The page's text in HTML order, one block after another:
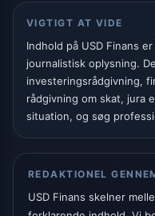
VIGTIGT AT VIDE
Indhold på USD Finans
journalistisk oplysning.
investeringsrådgivning,
rådgivning om skat, jura
situation, og søg
REDAKTIONEL
USD Finans skelner